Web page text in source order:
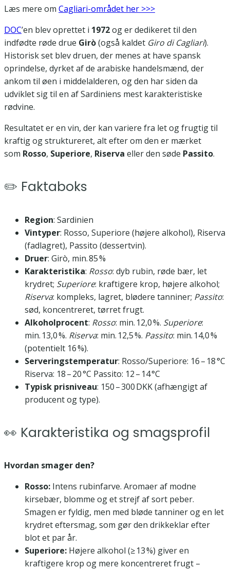
Læs mere om Cagliari-området her >>>
DOC’en blev oprettet i 1972og er dedikeret til den
indfødte røde drue Girò(også kaldet Giro di Cagliari).
Historisk set blev druen, der menes at have spansk
oprindelse, dyrket af de arabiske handelsmænd, der
ankom til øen i middelalderen, og den har siden da
udviklet sig til en af Sardiniens mest karakteristiske
rødvine.
Resultatet er en vin, der kan variere fra let og frugtig til
kraftig og struktureret, alt efter om den er mærket
som Rosso, Superiore, Riserva eller den søde Passito.
✏️ Faktaboks
Region: Sardinien
Vintyper: Rosso, Superiore (højere alkohol), Riserva
(fadlagret), Passito (dessertvin).
Druer: Girò, min. 85 %
Karakteristika: Rosso: dyb rubin, røde bær, let
krydret; Superiore: kraftigere krop, højere alkohol;
Riserva: kompleks, lagret, blødere tanniner; Passito:
sød, koncentreret, tørret frugt.
Alkoholprocent: Rosso: min. 12,0 %. Superiore:
min. 13,0 %. Riserva: min. 12,5 %. Passito: min. 14,0 %
(potentielt 16 %).
Serveringstemperatur: Rosso/Superiore: 16 – 18 °C
Riserva: 18 – 20 °C Passito: 12 – 14 °C
Typisk prisniveau: 150 – 300 DKK (afhængigt af
producent og type).
👀 Karakteristika og smagsprofil
Hvordan smager den?
Rosso: Intens rubinfarve. Aromaer af modne
kirsebær, blomme og et strejf af sort peber.
Smagen er fyldig, men med bløde tanniner og en let
krydret eftersmag, som gør den drikkeklar efter
blot et par år.
Superiore: Højere alkohol (≥ 13 %) giver en
kraftigere krop og mere koncentreret frugt –